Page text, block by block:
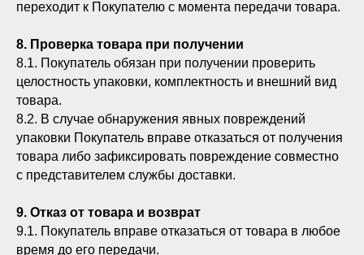
переходит к Покупателю с момента передачи товара.
8. Проверка товара при получении
8.1. Покупатель обязан при получении проверить
целостность упаковки, комплектность и внешний вид
товара.
8.2. В случае обнаружения явных повреждений
упаковки Покупатель вправе отказаться от получения
товара либо зафиксировать повреждение совместно
с представителем службы доставки.
9. Отказ от товара и возврат
9.1. Покупатель вправе отказаться от товара в любое
время до его передачи.